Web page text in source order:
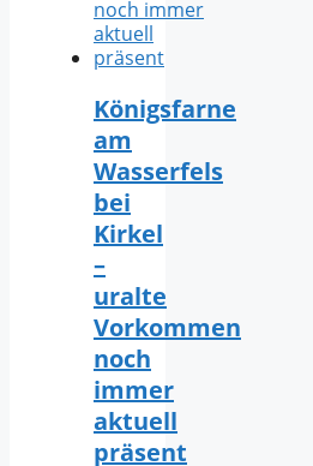
Königsfarne
am
Wasserfels
bei
Kirkel
–
uralte
Vorkommen
noch
immer
aktuell
präsent